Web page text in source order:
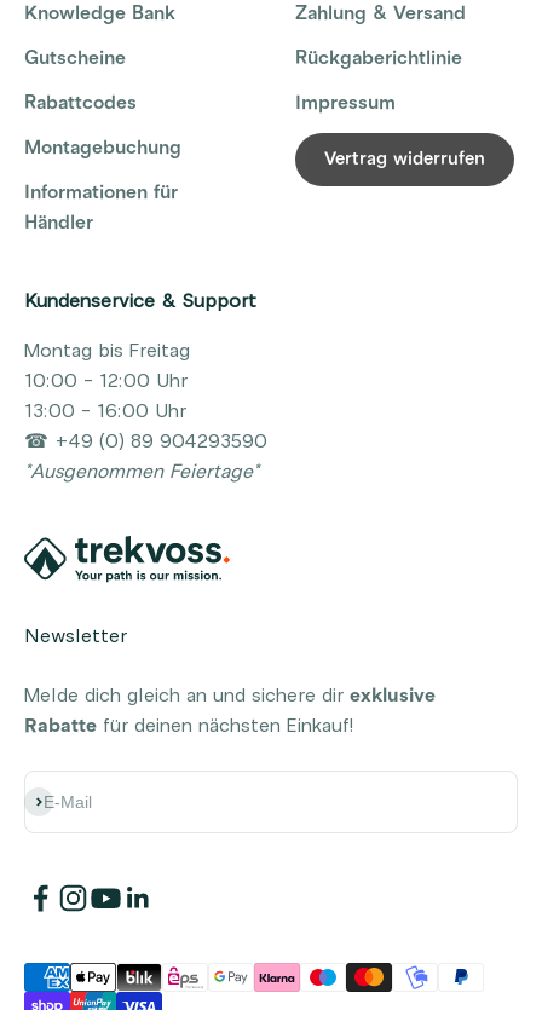
Knowledge Bank
Gutscheine
Rabattcodes
Montagebuchung
Informationen für
Händler
Zahlung & Versand
Rückgaberichtlinie
Impressum
Vertrag widerrufen
Kundenservice & Support
Montag bis Freitag
10:00 - 12:00 Uhr
13:00 - 16:00 Uhr
☎ +49 (0) 89 904293590
*Ausgenommen Feiertage*
Newsletter
Melde dich gleich an und sichere dir exklusive
Rabatte für deinen nächsten Einkauf!
E-Mail
Abonnieren